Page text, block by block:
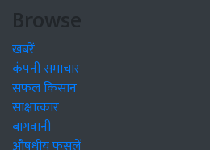
Browse
खबरें
कंपनी समाचार
सफल किसान
साक्षात्कार
बागवानी